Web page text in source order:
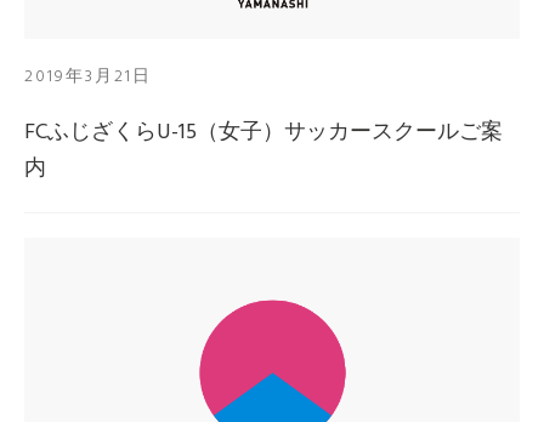
2019年3月21日
FCふじざくらU-15（女子）サッカースクールご案
内